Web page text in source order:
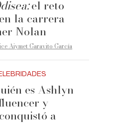
el reto
la carrera
Nolan
Aiymet Garavito García
es Ashlyn
y
a